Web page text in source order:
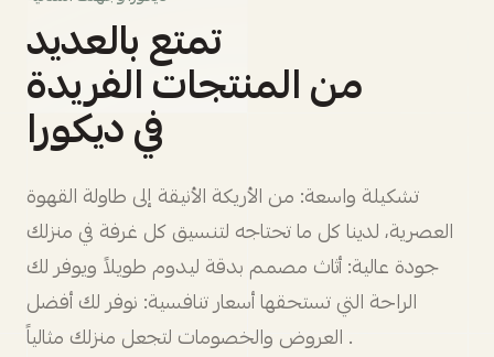
تمتع بالعديد
من المنتجات الفريدة
في ديكورا
تشكيلة واسعة: من الأريكة الأنيقة إلى طاولة القهوة
العصرية، لدينا كل ما تحتاجه لتنسيق كل غرفة في منزلك
جودة عالية: أثاث مصمم بدقة ليدوم طويلاً ويوفر لك
الراحة التي تستحقها أسعار تنافسية: نوفر لك أفضل
العروض والخصومات لتجعل منزلك مثالياً .